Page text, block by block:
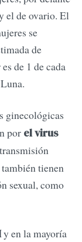
el de ovario. El
se
de
de 1 de cada
ginecológicas
por el virus
tienen
sexual, como
y en la mayoría